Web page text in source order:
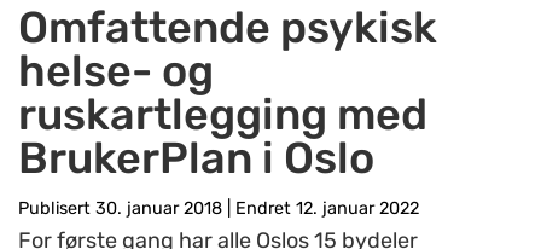
Omfattende psykisk
helse- og
ruskartlegging med
BrukerPlan i Oslo
Publisert 30. januar 2018 Endret 12. januar 2022
For første gang har alle Oslos 15 bydeler